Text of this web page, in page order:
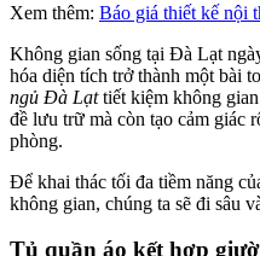
Xem thêm: Báo giá thiết kế nội
Không gian sống tại Đà Lạt
hóa diện tích trở thành một bài
ngủ Đà Lạttiết kiệm không
đề lưu trữ mà còn tạo cảm giác
phòng.
Để khai thác tối đa tiềm năng
không gian, chúng ta sẽ đi sâu
Tủ quần áo kết hợp